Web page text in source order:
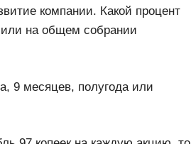
компании. Какой процент
на общем собрании
9 месяцев, полугода или